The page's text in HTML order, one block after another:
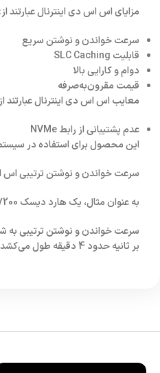
مزایای اس اس دی اینترنال عبارتند از:
سرعت خواندن و نوشتن سریع
قابلیت SLC Caching
دوام و کارایی بالا
قیمت مقرون‌به‌صرفه
معایب اس اس دی اینترنال عبارتند
عدم پشتیبانی از رابط NVMe
این محصول برای استفاده در
سرعت خواندن و نوشتن ترتیبی اس اس دی اینترنال به ترتیب 510 و 400 مگابایت بر
به عنوان مثال، یک هارد دیسک 7200 دور در دقیقه با ظرفیت 1 ترابایت، سرعت خواندن و نوشتن ترتیبی حدود 160 و 120 مگابایت بر ثانیه دارد.
بر ثانیه حدود 4 دقیقه طول می‌کشد.